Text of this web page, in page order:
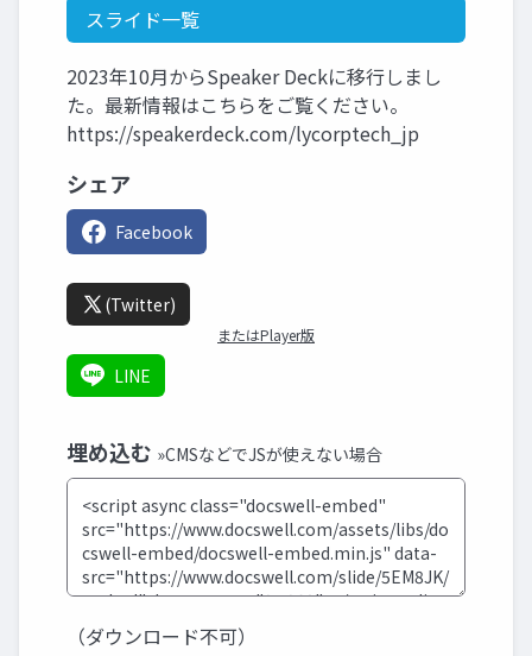
スライド一覧
2023年10月からSpeaker Deckに移行しまし
た。最新情報はこちらをご覧ください。
https://speakerdeck.com/lycorptech_jp
シェア
Facebook
(Twitter)
またはPlayer版
LINE
埋め込む »CMSなどでJSが使えない場合
（ダウンロード不可）